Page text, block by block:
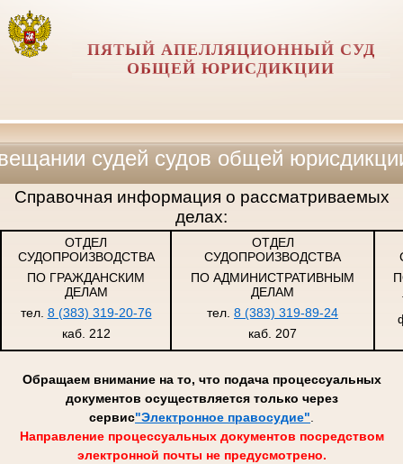
ПЯТЫЙ АПЕЛЛЯЦИОННЫЙ СУД
ОБЩЕЙ ЮРИСДИКЦИИ
судей судов общей юрисдикции,
Справочная информация о рассматриваемых
делах:
ОТДЕЛ
СУДОПРОИЗВОДСТВА
ПО ГРАЖДАНСКИМ
ДЕЛАМ
тел. 8 (383) 319-20-76
каб. 212
ОТДЕЛ
СУДОПРОИЗВОДСТВА
ПО АДМИНИСТРАТИВНЫМ
ДЕЛАМ
тел. 8 (383) 319-89-24
каб. 207
Обращаем внимание на то, что подача процессуальных
документов осуществляется только через
сервис"Электронное правосудие"
Направление процессуальных документов посредством
электронной почты не предусмотрено.